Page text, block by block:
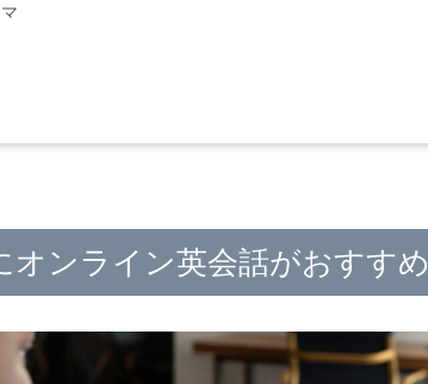
オンライン英会話がおすすめ